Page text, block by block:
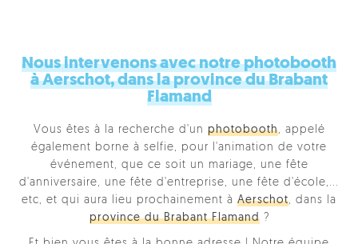
Nous intervenons avec notre photobooth
à Aerschot, dans la province du Brabant
Flamand
Vous êtes à la recherche d'un photobooth, appelé
également borne à selfie, pour l'animation de votre
événement, que ce soit un mariage, une fête
d'anniversaire, une fête d'entreprise, une fête d'école,...
etc, et qui aura lieu prochainement à Aerschot, dans la
province du Brabant Flamand?